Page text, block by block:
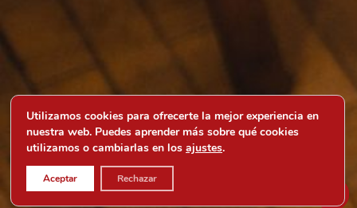
Utilizamos cookies para ofrecerte la mejor experiencia en
nuestra web. Puedes aprender más sobre qué cookies
utilizamos o cambiarlas en los ajustes.
Aceptar Rechazar